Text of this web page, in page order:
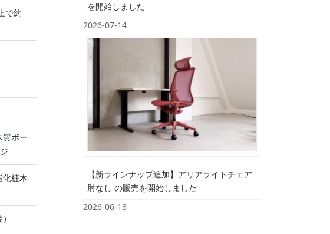
で約
質ボー
化粧木
を開始しました
2026-07-14
【新ラインナップ追加】アリアライトチェア
肘なし の販売を開始しました
2026-06-18